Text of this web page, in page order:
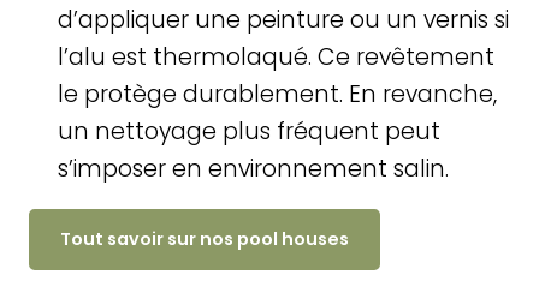
d’appliquer une peinture ou un vernis si
l’alu est thermolaqué. Ce revêtement
le protège durablement. En revanche,
un nettoyage plus fréquent peut
s’imposer en environnement salin.
Tout savoir sur nos pool houses